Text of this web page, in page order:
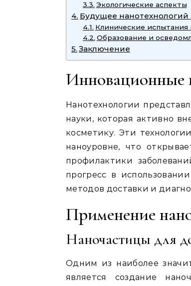
Экологические аспекты
Будущее
Клинические испытания
Образование и
Заключение
Инновационные
Нанотехнологии
науки, которая активно
косметику. Эти
наноуровне, что
профилактики
прогресс в
методов доставки и
Применение
Наночастицы для
Одним из наиболее
является создание